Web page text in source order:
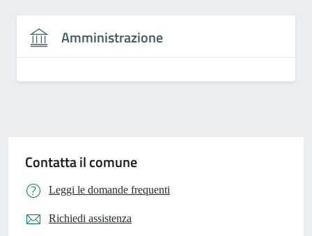
Amministrazione
Contatta il comune
Leggi le domande frequenti
Richiedi assistenza